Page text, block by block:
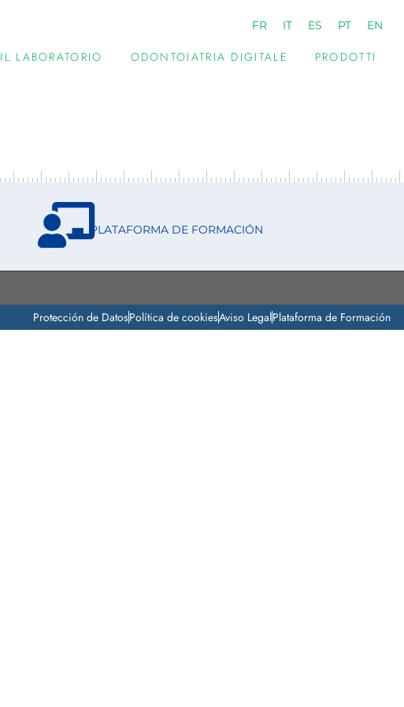
FR IT ES PT EN
IL LABORATORIO ODONTOIATRIA DIGITALE PRODOTTI
PLATAFORMA DE FORMACIÓN
Protección de DatosPolítica de cookiesAviso LegalPlataforma de Formación